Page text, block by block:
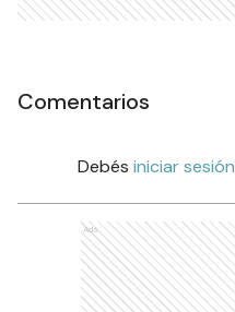
Comentarios
Debés iniciar sesión
Ads